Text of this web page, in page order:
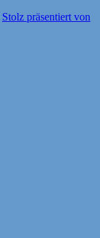
Stolz präsentiert von